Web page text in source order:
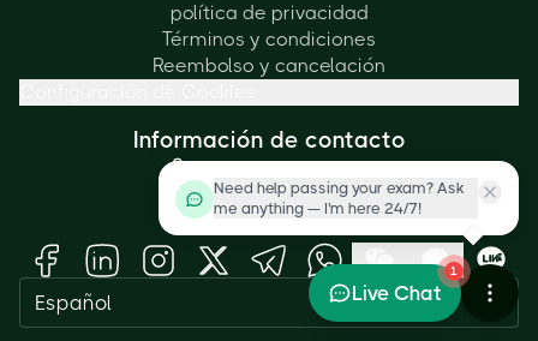
política de privacidad
Términos y condiciones
Reembolso y cancelación
Información de contacto
info@cbtproxy.com
Redes sociales
Español
Need help passing your exam? Ask
me anything — I'm here 24/7!
1
Live Chat